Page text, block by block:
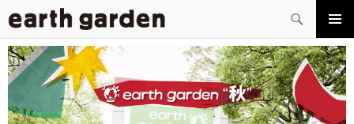
索
メイン
メニュ
ー
コ
ン
テ
ン
へ